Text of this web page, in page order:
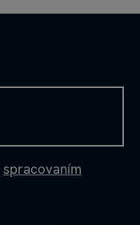
spracovaním